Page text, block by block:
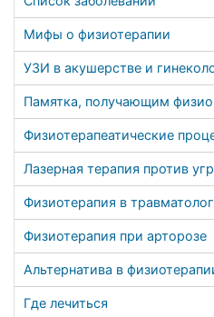
Мифы о физиотерапии
УЗИ в акушерстве и
Памятка, получающим
Физиотерапеатические
Лазерная терапия против
Физиотерапия в
Физиотерапия при арторозе
Альтернатива в
Где лечиться